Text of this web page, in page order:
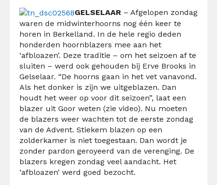
GELSELAAR – Afgelopen zondag
waren de midwinterhoorns nog één keer te
horen in Berkelland. In de hele regio deden
honderden hoornblazers mee aan het
‘afbloazen’. Deze traditie – om het seizoen af te
sluiten – werd ook gehouden bij Erve Brooks in
Gelselaar. “De hoorns gaan in het vet vanavond.
Als het donker is zijn we uitgeblazen. Dan
houdt het weer op voor dit seizoen”, laat een
blazer uit Goor weten (zie video). Nu moeten
de blazers weer wachten tot de eerste zondag
van de Advent. Stiekem blazen op een
zolderkamer is niet toegestaan. Dan wordt je
zonder pardon geroyeerd van de verenging. De
blazers kregen zondag veel aandacht. Het
‘afbloazen’ werd goed bezocht.